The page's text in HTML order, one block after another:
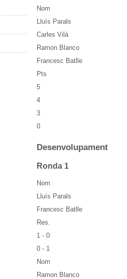
Nom
Lluís Parals
Carles Vilà
Ramon Blanco
Francesc Batlle
Pts
5
4
3
0
Desenvolupament
Ronda 1
Nom
Lluís Parals
Francesc Batlle
Res.
1 - 0
0 - 1
Nom
Ramon Blanco